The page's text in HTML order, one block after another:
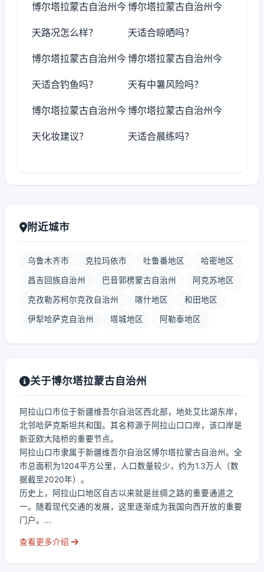
博尔塔拉蒙古自治州今
天路况怎么样？
博尔塔拉蒙古自治州今
天适合晾晒吗？
博尔塔拉蒙古自治州今
天适合钓鱼吗？
博尔塔拉蒙古自治州今
天有中暑风险吗？
博尔塔拉蒙古自治州今
天化妆建议？
博尔塔拉蒙古自治州今
天适合晨练吗？
附近城市
乌鲁木齐市 克拉玛依市 吐鲁番地区 哈密地区
昌吉回族自治州 巴音郭楞蒙古自治州 阿克苏地区
克孜勒苏柯尔克孜自治州 喀什地区 和田地区
伊犁哈萨克自治州 塔城地区 阿勒泰地区
关于博尔塔拉蒙古自治州
阿拉山口市位于新疆维吾尔自治区西北部，地处艾比湖东岸，
北邻哈萨克斯坦共和国。其名称源于阿拉山口口岸，该口岸是
新亚欧大陆桥的重要节点。
阿拉山口市隶属于新疆维吾尔自治区博尔塔拉蒙古自治州。全
市总面积为1204平方公里，人口数量较少，约为1.3万人（数
据截至2020年）。
历史上，阿拉山口地区自古以来就是丝绸之路的重要通道之
一。随着现代交通的发展，这里逐渐成为我国向西开放的重要
门户。...
查看更多介绍